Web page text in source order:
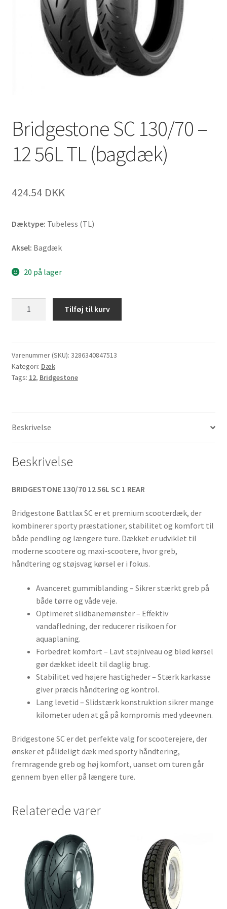
Bridgestone SC 130/70 –
12 56L TL (bagdæk)
424.54 DKK
Dæktype: Tubeless (TL)
Aksel: Bagdæk
20 på lager
12
56L
TL
Tilføj til kurv
Varenummer (SKU): 3286340847513
Kategori: Dæk
Tags: 12, Bridgestone
Beskrivelse
Beskrivelse
BRIDGESTONE 130/70 12 56L SC 1 REAR
Bridgestone Battlax SC er et premium scooterdæk, der
kombinerer sporty præstationer, stabilitet og komfort til
både pendling og længere ture. Dækket er udviklet til
moderne scootere og maxi-scootere, hvor greb,
håndtering og støjsvag kørsel er i fokus.
Avanceret gummiblanding – Sikrer stærkt greb på
både tørre og våde veje.
Optimeret slidbanemønster – Effektiv
vandafledning, der reducerer risikoen for
aquaplaning.
Forbedret komfort – Lavt støjniveau og blød kørsel
gør dækket ideelt til daglig brug.
Stabilitet ved højere hastigheder – Stærk karkasse
giver præcis håndtering og kontrol.
Lang levetid – Slidstærk konstruktion sikrer mange
kilometer uden at gå på kompromis med ydeevnen.
Bridgestone SC er det perfekte valg for scooterejere, der
ønsker et pålideligt dæk med sporty håndtering,
fremragende greb og høj komfort, uanset om turen går
gennem byen eller på længere ture.
Relaterede varer